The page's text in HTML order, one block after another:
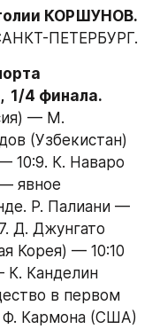
ПЕТЕРБУРГ.
1/4 финала.
— М.
(Узбекистан)
10:9. К. Наваро
явное
Р. Палиани —
Д. Джунгато
Корея) — 10:10
К. Канделин
в первом
Кармона (США)